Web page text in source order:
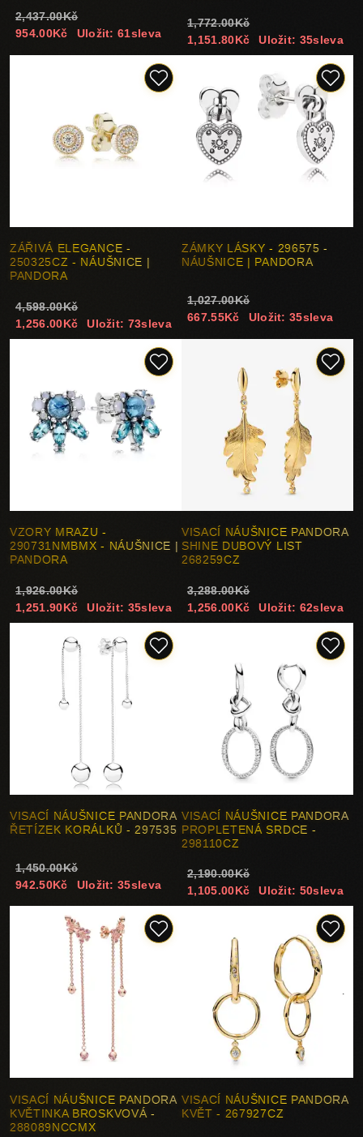
2,437.00Kč
954.00Kč
Uložit: 61sleva
1,772.00Kč
1,151.80Kč
Uložit: 35sleva
ZÁŘIVÁ ELEGANCE -
250325CZ - NÁUŠNICE |
PANDORA
4,598.00Kč
1,256.00Kč
Uložit: 73sleva
ZÁMKY LÁSKY - 296575 -
NÁUŠNICE | PANDORA
1,027.00Kč
667.55Kč
Uložit: 35sleva
VZORY MRAZU -
290731NMBMX - NÁUŠNICE |
PANDORA
1,926.00Kč
1,251.90Kč
Uložit: 35sleva
VISACÍ NÁUŠNICE PANDORA
SHINE DUBOVÝ LIST
268259CZ
3,288.00Kč
1,256.00Kč
Uložit: 62sleva
VISACÍ NÁUŠNICE PANDORA
ŘETÍZEK KORÁLKŮ - 297535
1,450.00Kč
942.50Kč
Uložit: 35sleva
VISACÍ NÁUŠNICE PANDORA
PROPLETENÁ SRDCE -
298110CZ
2,190.00Kč
1,105.00Kč
Uložit: 50sleva
VISACÍ NÁUŠNICE PANDORA
KVĚTINKA BROSKVOVÁ -
288089NCCMX
VISACÍ NÁUŠNICE PANDORA
KVĚT - 267927CZ